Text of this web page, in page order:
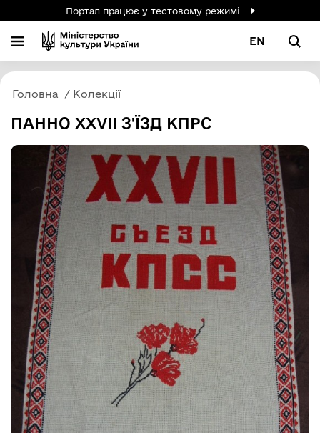
Портал працює у тестовому режимі
EN
Головна Колекції
ПАННО ХХVII З'ЇЗД КПРС